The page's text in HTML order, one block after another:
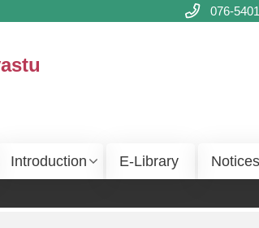
076-
Introduction E-Library